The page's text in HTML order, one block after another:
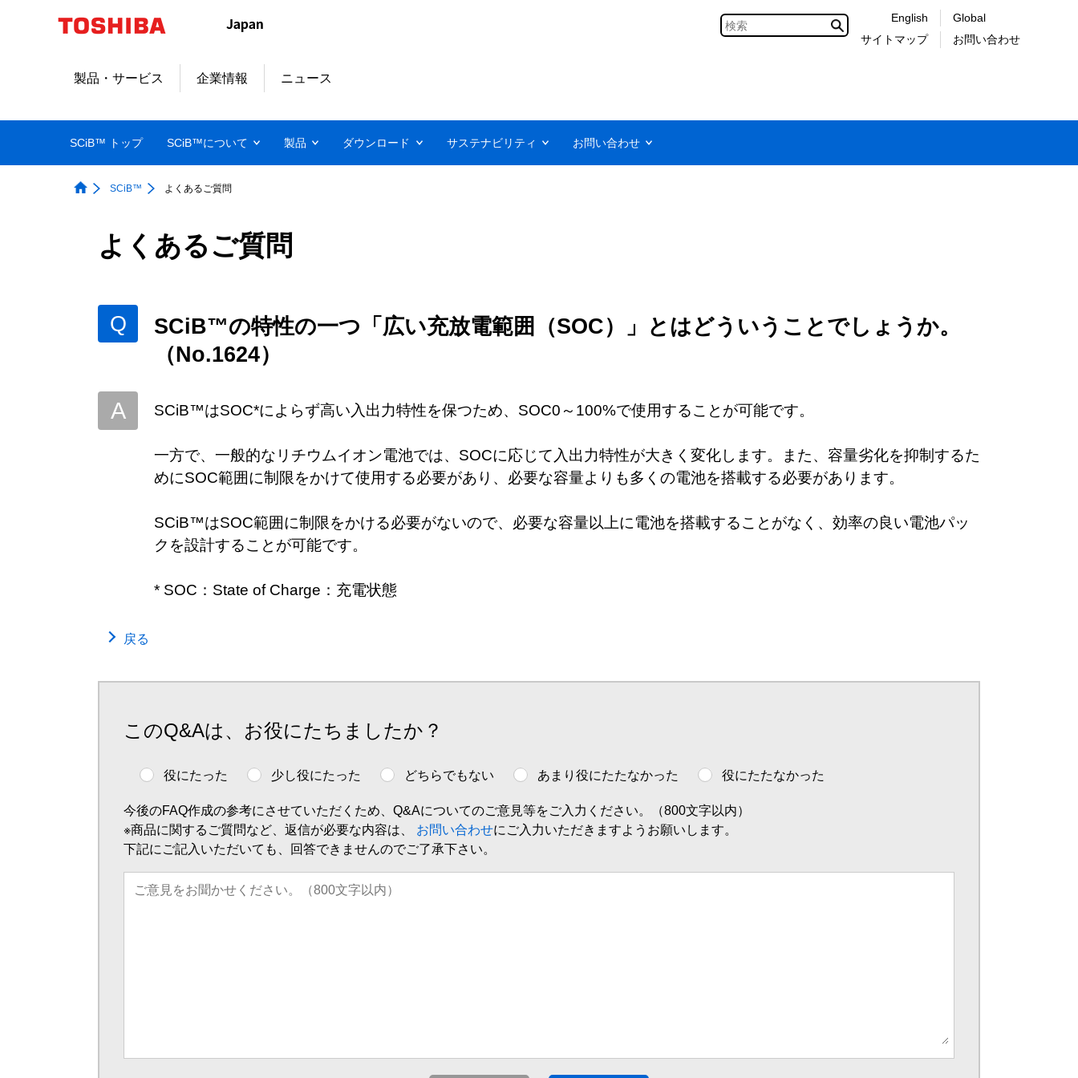
English
サイトマップ
Global
お問い合わせ
製品・サービス 企業情報 ニュース
SCiB™ トップ SCiB™について 製品 ダウンロード サステナビリティ お問い合わせ
SCiB™ よくあるご質問
よくあるご質問
SCiB™の特性の一つ「広い充放電範囲（SOC）」とはどういうことでしょうか。
（No.1624）
SCiB™はSOC*によらず高い入出力特性を保つため、SOC0～100%で使用することが可能です。
一方で、一般的なリチウムイオン電池では、SOCに応じて入出力特性が大きく変化します。また、容量劣化を抑制するた
めにSOC範囲に制限をかけて使用する必要があり、必要な容量よりも多くの電池を搭載する必要があります。
SCiB™はSOC範囲に制限をかける必要がないので、必要な容量以上に電池を搭載することがなく、効率の良い電池パッ
クを設計することが可能です。
* SOC：State of Charge：充電状態
戻る
このQ&Aは、お役にたちましたか？
役にたった 少し役にたった どちらでもない あまり役にたたなかった 役にたたなかった
今後のFAQ作成の参考にさせていただくため、Q&Aについてのご意見等をご入力ください。（800文字以内）
※商品に関するご質問など、返信が必要な内容は、 お問い合わせにご入力いただきますようお願いします。
下記にご記入いただいても、回答できませんのでご了承下さい。